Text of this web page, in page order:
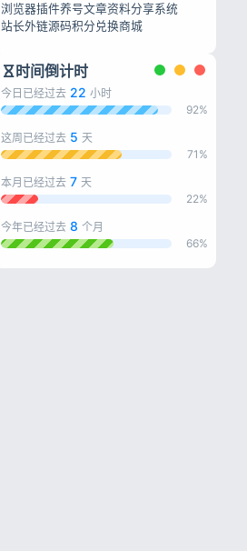
浏览器插件养号文章资料分享系统
站长外链源码积分兑换商城
时间倒计时
今日已经过去 22 小时
92%
这周已经过去 5 天
71%
本月已经过去 7 天
22%
今年已经过去 8 个月
66%